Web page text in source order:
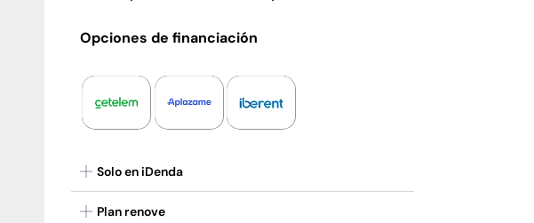
Opciones de financiación
Solo en iDenda
Plan renove